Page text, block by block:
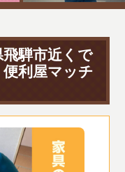
騨市近くで
利屋マッチ